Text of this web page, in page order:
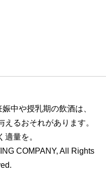
娠中や授乳期の飲酒は、
るおそれがあります。
適量を。
COMPANY, All Rights